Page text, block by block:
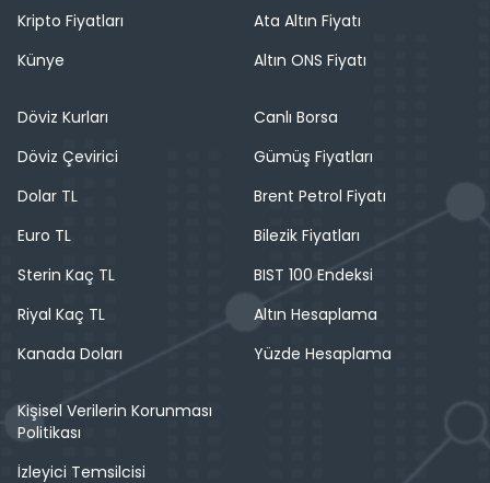
Kripto Fiyatları
Künye
Ata Altın Fiyatı
Altın ONS Fiyatı
Döviz Kurları
Döviz Çevirici
Dolar TL
Euro TL
Sterin Kaç TL
Riyal Kaç TL
Kanada Doları
Canlı Borsa
Gümüş Fiyatları
Brent Petrol Fiyatı
Bilezik Fiyatları
BIST 100 Endeksi
Altın Hesaplama
Yüzde Hesaplama
Kişisel Verilerin Korunması
Politikası
İzleyici Temsilcisi